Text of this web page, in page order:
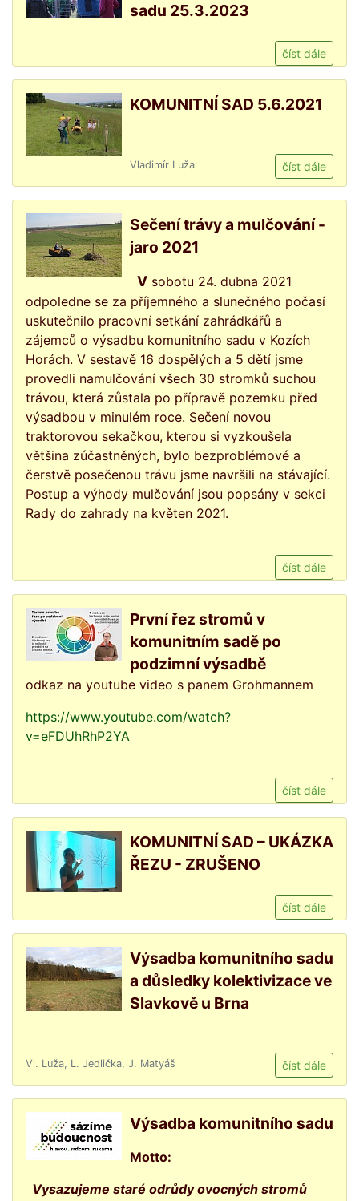
sadu 25.3.2023
číst dále
KOMUNITNÍ SAD 5.6.2021
Vladimír Luža číst dále
Sečení trávy a mulčování -
jaro 2021
V sobotu 24. dubna 2021
odpoledne se za příjemného a slunečného počasí
uskutečnilo pracovní setkání zahrádkářů a
zájemců o výsadbu komunitního sadu v Kozích
Horách. V sestavě 16 dospělých a 5 dětí jsme
provedli namulčování všech 30 stromků suchou
trávou, která zůstala po přípravě pozemku před
výsadbou v minulém roce. Sečení novou
traktorovou sekačkou, kterou si vyzkoušela
většina zúčastněných, bylo bezproblémové a
čerstvě posečenou trávu jsme navršili na stávající.
Postup a výhody mulčování jsou popsány v sekci
Rady do zahrady na květen 2021.
číst dále
První řez stromů v
komunitním sadě po
podzimní výsadbě
odkaz na youtube video s panem Grohmannem
https://www.youtube.com/watch?
v=eFDUhRhP2YA
číst dále
KOMUNITNÍ SAD – UKÁZKA
ŘEZU - ZRUŠENO
číst dále
Výsadba komunitního sadu
a důsledky kolektivizace ve
Slavkově u Brna
Vl. Luža, L. Jedlička, J. Matyáš číst dále
Výsadba komunitního sadu
Motto:
Vysazujeme staré odrůdy ovocných stromů